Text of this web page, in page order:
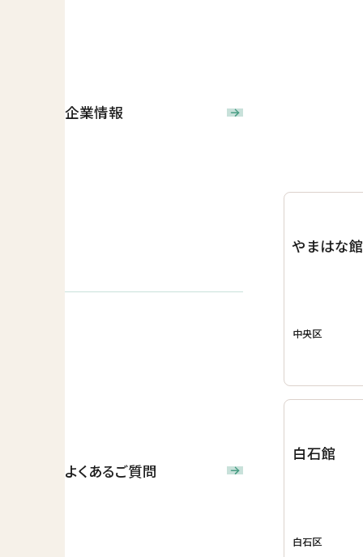
企業情報
よくあるご質問
やまはな
中央区
白石館
白石区